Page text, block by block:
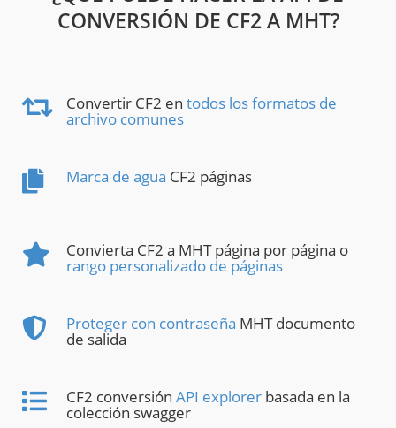
CONVERSIÓN DE CF2 A MHT?
Convertir CF2 en todos los formatos de
archivo comunes
Marca de agua CF2 páginas
Convierta CF2 a MHT página por página o
rango personalizado de páginas
Proteger con contraseña MHT documento
de salida
CF2 conversión API explorer basada en la
colección swagger